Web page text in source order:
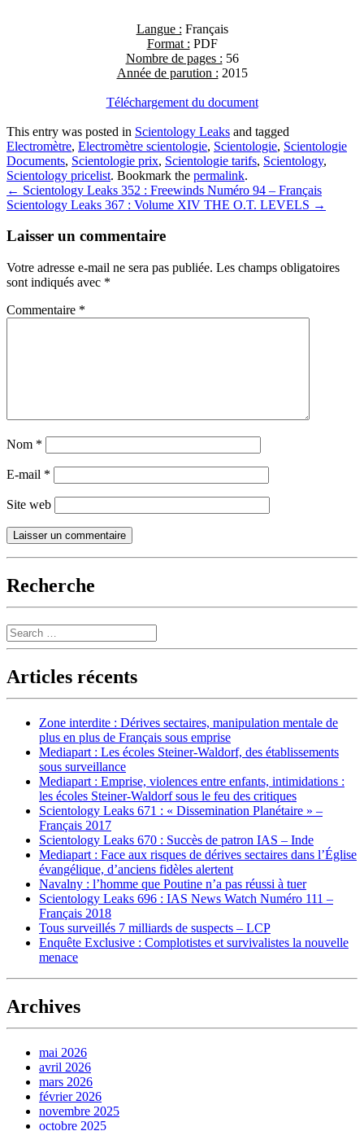
Langue : Français
Format : PDF
Nombre de pages : 56
Année de parution : 2015
Téléchargement du document
This entry was posted in Scientology Leaks and tagged
Electromètre, Electromètre scientologie, Scientologie, Scientologie
Documents, Scientologie prix, Scientologie tarifs, Scientology,
Scientology pricelist. Bookmark the permalink.
Post
navigation
← Scientology Leaks 352 : Freewinds Numéro 94 – Français
Scientology Leaks 367 : Volume XIV THE O.T. LEVELS →
Laisser un commentaire
Votre adresse e-mail ne sera pas publiée. Les champs obligatoires
sont indiqués avec *
Commentaire *
Nom *
E-mail *
Site web
Recherche
Search
Articles récents
Zone interdite : Dérives sectaires, manipulation mentale de
plus en plus de Français sous emprise
Mediapart : Les écoles Steiner-Waldorf, des établissements
sous surveillance
Mediapart : Emprise, violences entre enfants, intimidations :
les écoles Steiner-Waldorf sous le feu des critiques
Scientology Leaks 671 : « Dissemination Planétaire » –
Français 2017
Scientology Leaks 670 : Succès de patron IAS – Inde
Mediapart : Face aux risques de dérives sectaires dans l’Église
évangélique, d’anciens fidèles alertent
Navalny : l’homme que Poutine n’a pas réussi à tuer
Scientology Leaks 696 : IAS News Watch Numéro 111 –
Français 2018
Tous surveillés 7 milliards de suspects – LCP
Enquête Exclusive : Complotistes et survivalistes la nouvelle
menace
Archives
mai 2026
avril 2026
mars 2026
février 2026
novembre 2025
octobre 2025